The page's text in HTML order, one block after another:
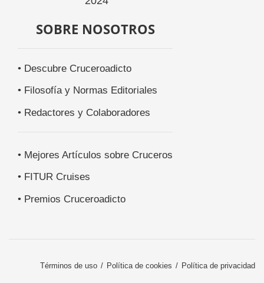
SOBRE NOSOTROS
• Descubre Cruceroadicto
• Filosofía y Normas Editoriales
• Redactores y Colaboradores
• Mejores Artículos sobre Cruceros
• FITUR Cruises
• Premios Cruceroadicto
Términos de uso Política de cookies Política de privacidad